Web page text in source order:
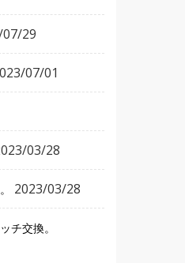
29
07/01
03/28
2023/03/28
チ交換。